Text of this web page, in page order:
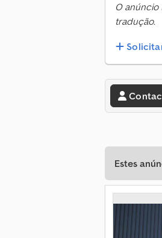
O
tradução.
Estes